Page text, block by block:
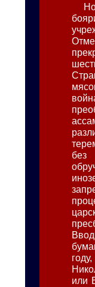
без
или